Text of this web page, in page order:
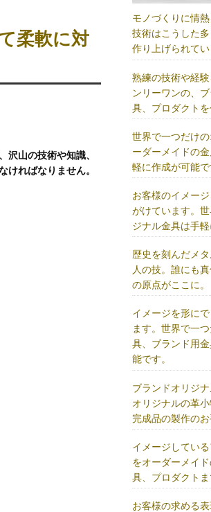
柔軟に対
沢山の技術や知識、
ければなりません。
モノづくりに情熱
技術はこうした
作り上げられてい
熟練の技術や経
ンリーワンの、
具、プロダクトを
世界で一つだけ
ーダーメイドの
軽に作成が可能で
お客様のイメー
がけています。
ジナル金具は手
歴史を刻んだメ
人の技。誰にも
の原点がここに。
イメージを形に
ます。世界で一
具、ブランド用
能です。
ブランドオリジナ
オリジナルの革
完成品の製作のお
イメージしてい
をオーダーメイ
具、プロダクト
お客様の求める